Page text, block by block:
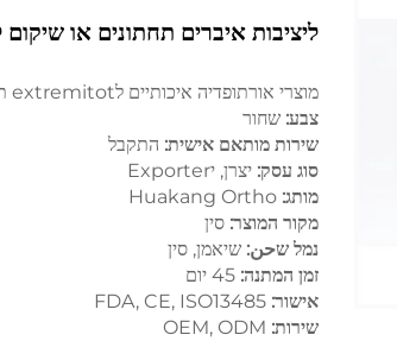
ליציבות איברים תחתונים או
מוצרי אורתופדיה איכותיים לextremitot תחתונות
צבע: שחור
שירות מותאם אישית: התקבל
סוג עסק: יצרן, יExporter
מותג: Huakang Ortho
מקור המוצר: סין
נמל שحن: שיאמן, סין
זמן המתנה: 45 יום
אישור: FDA, CE, ISO13485
שירות: OEM, ODM